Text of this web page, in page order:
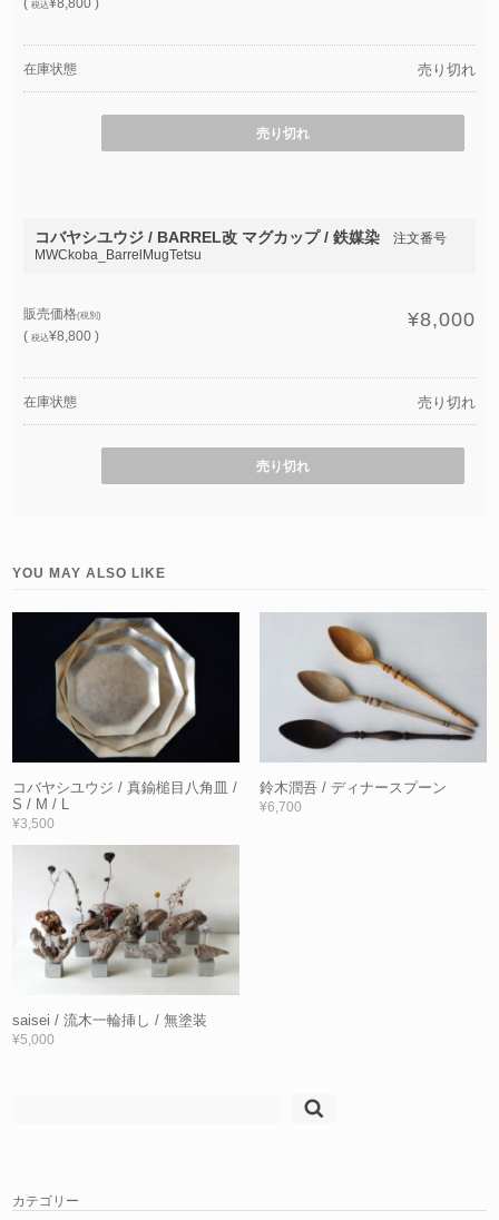
税込
在庫状態 売り切れ
売り切れ
コバヤシユウジ / BARREL改 マグカップ / 鉄媒染
注文番号
MWCkoba_BarrelMugTetsu
販売価格(税別)
(税込¥8,800 )
¥8,000
在庫状態 売り切れ
売り切れ
YOU MAY ALSO LIKE
コバヤシユウジ / 真鍮槌目八角皿 /
S / M / L
¥3,500
鈴木潤吾 / ディナースプーン
¥6,700
saisei / 流木一輪挿し / 無塗装
¥5,000
カテゴリー